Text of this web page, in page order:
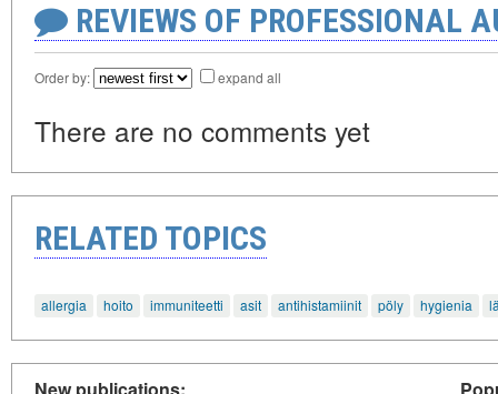
REVIEWS OF PROFESSIONAL
Order by: expand all
There are no comments yet
RELATED TOPICS
allergia hoito immuniteetti asit antihistamiinit pöly hygienia
New publications: